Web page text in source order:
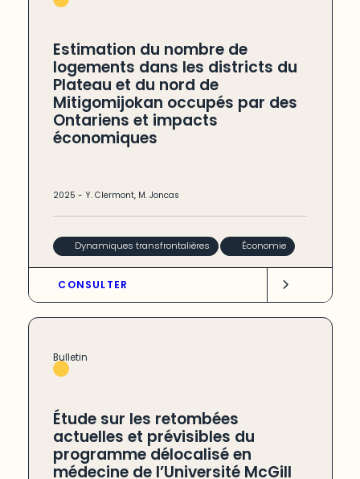
Estimation du nombre de
logements dans les districts du
Plateau et du nord de
Mitigomijokan occupés par des
Ontariens et impacts
économiques
2025- Y. Clermont, M. Joncas
Dynamiques transfrontalières Économie
CONSULTER
Bulletin
Étude sur les retombées
actuelles et prévisibles du
programme délocalisé en
médecine de l’Université McGill